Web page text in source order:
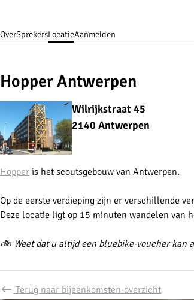
OverSprekersLocatieAanmelden
Hopper Antwerpen
Wilrijkstraat 45
2140 Antwerpen
Hopper is het scoutsgebouw van Antwerpen.
Op de eerste verdieping zijn er verschillende
Deze locatie ligt op 15 minuten wandelen van
🚲 Weet dat u altijd een bluebike-voucher kan
Terug naar bijeenkomsten-overzicht